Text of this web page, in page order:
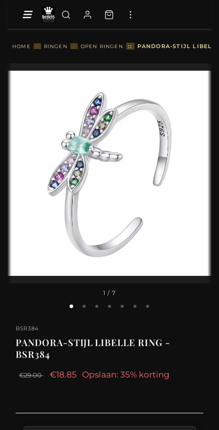
HOME :: RINGEN :: OPEN RINGEN :: PANDORA-STIJL
1 / 7
BSR384
PANDORA-STIJL LIBELLE RING -
BSR384
€29.00 €18.85 Opslaan: 35% korting